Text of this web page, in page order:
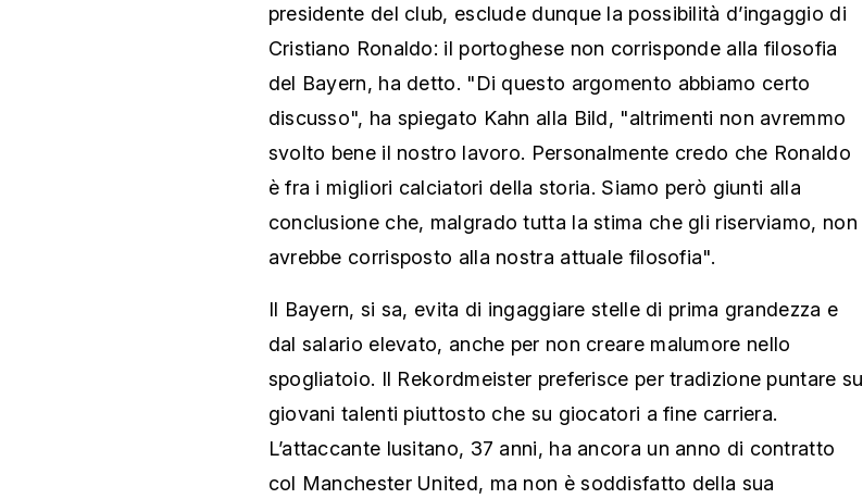
presidente del club, esclude dunque la possibilità d’ingaggio di
Cristiano Ronaldo: il portoghese non corrisponde alla filosofia
del Bayern, ha detto. "Di questo argomento abbiamo certo
discusso", ha spiegato Kahn alla Bild, "altrimenti non avremmo
svolto bene il nostro lavoro. Personalmente credo che Ronaldo
è fra i migliori calciatori della storia. Siamo però giunti alla
conclusione che, malgrado tutta la stima che gli riserviamo, non
avrebbe corrisposto alla nostra attuale filosofia".
Il Bayern, si sa, evita di ingaggiare stelle di prima grandezza e
dal salario elevato, anche per non creare malumore nello
spogliatoio. Il Rekordmeister preferisce per tradizione puntare su
giovani talenti piuttosto che su giocatori a fine carriera.
L’attaccante lusitano, 37 anni, ha ancora un anno di contratto
col Manchester United, ma non è soddisfatto della sua